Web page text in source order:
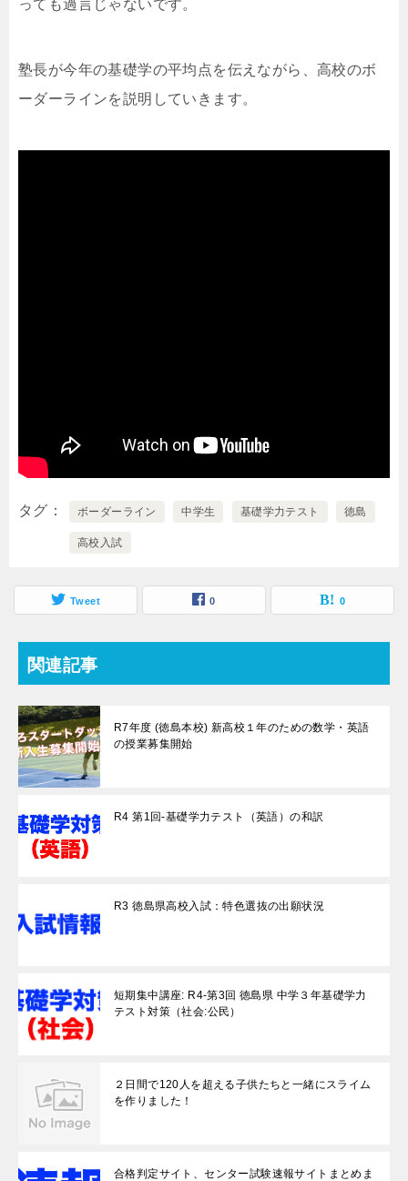
っても過言じゃないです。
塾長が今年の基礎学の平均点を伝えながら、高校のボ
ーダーラインを説明していきます。
タグ ボーダーライン 中学生 基礎学力テスト 徳島
高校入試
Tweet 0 0
関連記事
R7年度 (徳島本校) 新高校１年のための数学・英語
の授業募集開始
R4 第1回-基礎学力テスト（英語）の和訳
R3 徳島県高校入試：特色選抜の出願状況
短期集中講座: R4-第3回 徳島県 中学３年基礎学力
テスト対策（社会:公民）
２日間で120人を超える子供たちと一緒にスライム
を作りました！
合格判定サイト、センター試験速報サイトまとめま